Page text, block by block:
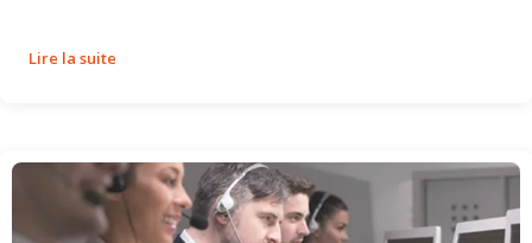
Lire la suite